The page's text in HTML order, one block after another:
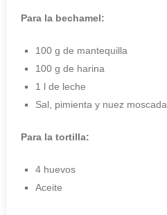
Para la bechamel:
100 g de mantequilla
100 g de harina
1 l de leche
Sal, pimienta y nuez moscada.
Para la tortilla:
4 huevos
Aceite